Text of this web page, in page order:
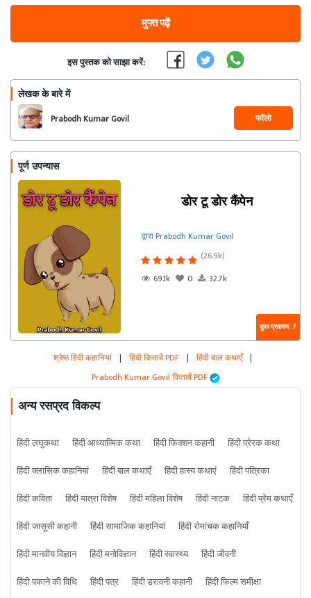
मुफ्त पढ़ें
इस पुस्तक को साझा करें:
लेखक के बारे में
Prabodh Kumar Govil फॉलो
पूर्ण उपन्यास
डोर टू डोर कैंपेन
द्वारा Prabodh Kumar Govil
(26.9k)
69.1k
0 32.7k
कुल प्रकरण : 7
श्रेष्ठ हिंदी कहानियां | हिंदी किताबें PDF | हिंदी बाल कथाएँ |
Prabodh Kumar Govil किताबें PDF
अन्य रसप्रद विकल्प
हिंदी लघुकथा हिंदी आध्यात्मिक कथा हिंदी फिक्शन कहानी
हिंदी प्रेरक कथा
हिंदी क्लासिक कहानियां
हिंदी बाल कथाएँ हिंदी हास्य कथाएं
हिंदी पत्रिका
हिंदी कविता
हिंदी यात्रा विशेष हिंदी महिला विशेष हिंदी नाटक
हिंदी प्रेम कथाएँ
हिंदी जासूसी कहानी
हिंदी सामाजिक कहानियां
हिंदी रोमांचक कहानियाँ
हिंदी मानवीय विज्ञान
हिंदी मनोविज्ञान हिंदी स्वास्थ्य
हिंदी जीवनी
हिंदी पकाने की विधि
हिंदी पत्र हिंदी डरावनी कहानी हिंदी फिल्म समीक्षा